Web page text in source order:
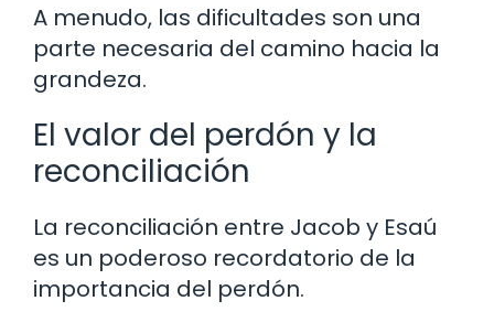
A menudo, las dificultades son una
parte necesaria del camino hacia la
grandeza.
El valor del perdón y la
reconciliación
La reconciliación entre Jacob y Esaú
es un poderoso recordatorio de la
importancia del perdón.